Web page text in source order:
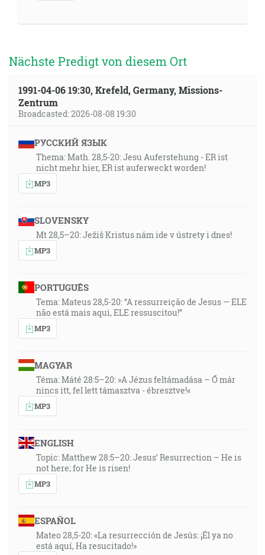
Nächste Predigt von diesem Ort
1991-04-06 19:30, Krefeld, Germany, Missions-
Zentrum
Broadcasted: 2026-08-08 19:30
РУССКИЙ ЯЗЫК
Thema: Math. 28,5-20: Jesu Auferstehung - ER ist
nicht mehr hier, ER ist auferweckt worden!
MP3
SLOVENSKY
Mt 28,5–20: Ježiš Kristus nám ide v ústrety i dnes!
MP3
PORTUGUÊS
Tema: Mateus 28,5-20: “A ressurreição de Jesus — ELE
não está mais aqui, ELE ressuscitou!”
MP3
MAGYAR
Téma: Máté 28:5–20: »A Jézus feltámadása – Ő már
nincs itt, fel lett támasztva - ébresztve!«
MP3
ENGLISH
Topic: Matthew 28:5–20: Jesus’ Resurrection – He is
not here; for He is risen!
MP3
ESPAÑOL
Mateo 28,5-20: «La resurrección de Jesús: ¡Él ya no
está aquí, Ha resucitado!»